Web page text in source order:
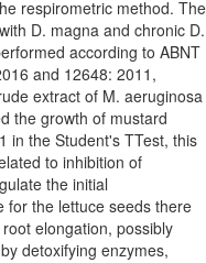
respirometric method. The
D. magna and chronic D.
according to ABNT
and 12648: 2011,
extract of M. aeruginosa
the growth of mustard
in the Student's TTest, this
to inhibition of
the initial
for the lettuce seeds there
elongation, possibly
detoxifying enzymes,